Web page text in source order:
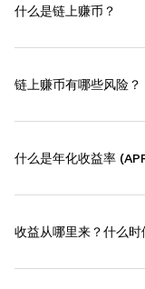
什么是链上赚币？
链上赚币有哪些风险？
什么是年化收益率
收益从哪里来？什么时